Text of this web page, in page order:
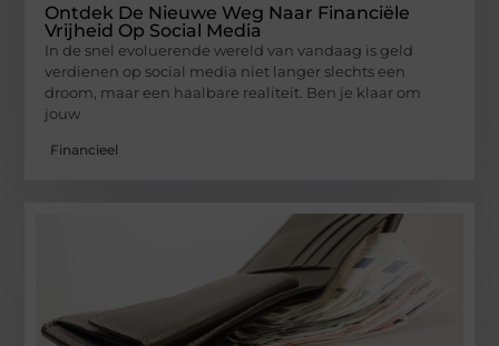
Ontdek De Nieuwe Weg Naar Financiële
Vrijheid Op Social Media
In de snel evoluerende wereld van vandaag is geld
verdienen op social media niet langer slechts een
droom, maar een haalbare realiteit. Ben je klaar om
jouw
Financieel